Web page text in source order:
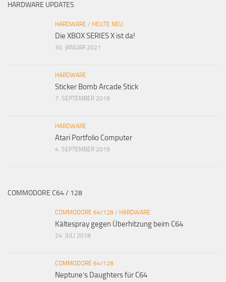
HARDWARE UPDATES
HARDWARE / HEUTE NEU
Die XBOX SERIES X ist da!
30. JANUAR 2021
HARDWARE
Sticker Bomb Arcade Stick
7. SEPTEMBER 2019
HARDWARE
Atari Portfolio Computer
4. SEPTEMBER 2019
COMMODORE C64 / 128
COMMODORE 64/128 / HARDWARE
Kältespray gegen Überhitzung beim C64
24. JULI 2018
COMMODORE 64/128
Neptune’s Daughters für C64